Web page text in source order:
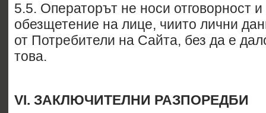
5.5. Операторът не носи отговорност
обезщетение на лице, чиито лични
от Потребители на Сайта, без да е
това.
VI. ЗАКЛЮЧИТЕЛНИ РАЗПОРЕДБИ